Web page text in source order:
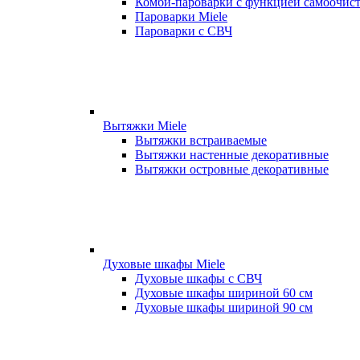
Пароварки Miele
Пароварки с СВЧ
Вытяжки Miele
Вытяжки встраиваемые
Вытяжки настенные декоративные
Вытяжки островные декоративные
Духовые шкафы Miele
Духовые шкафы с СВЧ
Духовые шкафы шириной 60 см
Духовые шкафы шириной 90 см